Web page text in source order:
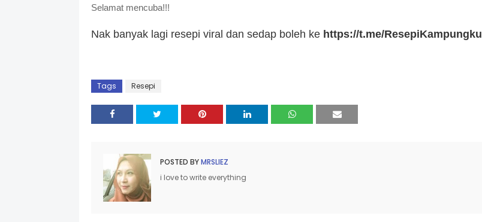
Selamat mencuba!!!
Nak banyak lagi resepi viral dan sedap boleh ke https://t.me/ResepiKampungku
Tags Resepi
POSTED BYMRSLIEZ
i love to write everything